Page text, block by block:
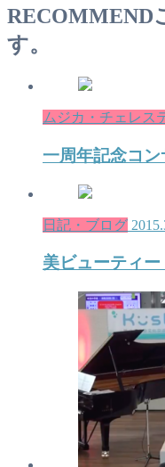
RECOMMEND
す。
ムジカ・チェレス
一周年記念コ
日記・ブログ
美ビューティ